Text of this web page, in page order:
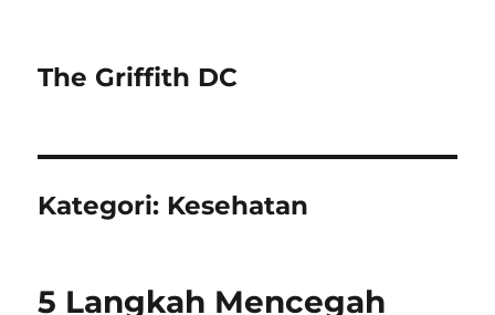
The Griffith DC
Kategori: Kesehatan
5 Langkah Mencegah